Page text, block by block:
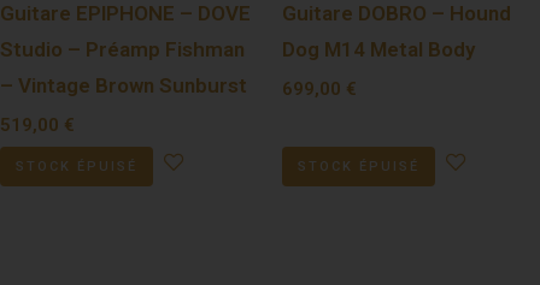
Guitare EPIPHONE – DOVE
Studio – Préamp Fishman
– Vintage Brown Sunburst
519,00 €
STOCK ÉPUISÉ
Guitare DOBRO – Hound
Dog M14 Metal Body
699,00 €
STOCK ÉPUISÉ